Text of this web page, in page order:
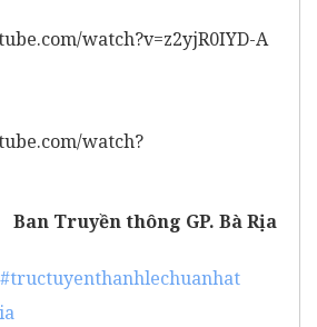
watch?v=z2yjR0IYD-A
watch?
Ban Truyền thông GP. Bà Rịa
#tructuyenthanhlechuanhat